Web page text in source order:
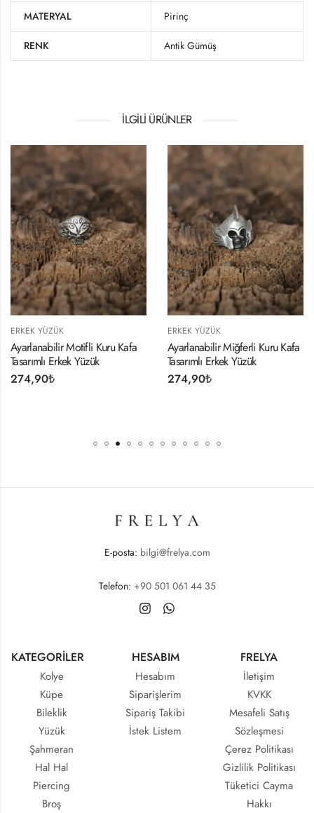
MATERYAL Pirinç
RENK Antik Gümüş
İLGILI ÜRÜNLER
Kafa
Ayarlanabilir Miğferli Kuru Kafa
Tasarımlı Erkek Yüzük
Kuru Kafa Model
Erkek Yüzük
E-posta: bilgi@frelya.com
Telefon: +90 501 061 44 35
KATEGORİLER
Kolye
Küpe
Bileklik
Yüzük
Şahmeran
Hal Hal
Piercing
Broş
HESABIM
Hesabım
Siparişlerim
Sipariş Takibi
İstek Listem
FRELYA
İletişim
KVKK
Mesafeli Satış
Sözleşmesi
Çerez Politikası
Gizlilik Politikası
Tüketici Cayma
Hakkı